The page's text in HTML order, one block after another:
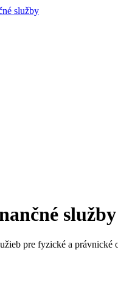
služby
pre fyzické a